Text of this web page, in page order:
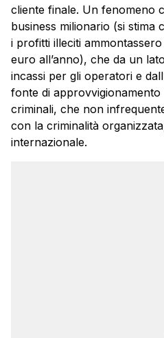
cliente finale. Un fenomeno
business milionario (si stima
i profitti illeciti
euro all’anno), che da un
incassi per gli operatori e
fonte di
criminali, che non
con la criminalità
internazionale.